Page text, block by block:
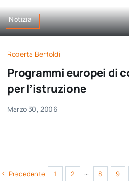
Notizia
Roberta Bertoldi
Programmi europei di
per l’istruzione
Marzo 30, 2006
Precedente 1 2 ··· 8 9